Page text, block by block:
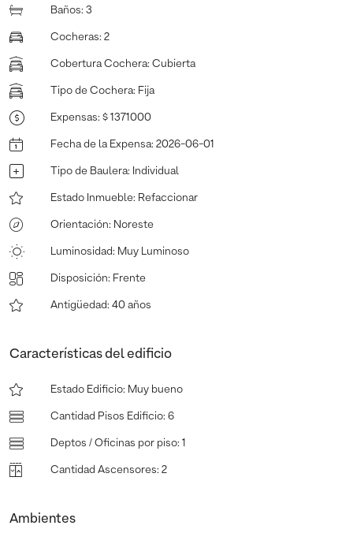
Baños: 3
Cocheras: 2
Cobertura Cochera: Cubierta
Tipo de Cochera: Fija
Expensas: $ 1371000
Fecha de la Expensa: 2026-06-01
Tipo de Baulera: Individual
Estado Inmueble: Refaccionar
Orientación: Noreste
Luminosidad: Muy Luminoso
Disposición: Frente
Antigüedad: 40 años
Características del edificio
Estado Edificio: Muy bueno
Cantidad Pisos Edificio: 6
Deptos / Oficinas por piso: 1
Cantidad Ascensores: 2
Ambientes